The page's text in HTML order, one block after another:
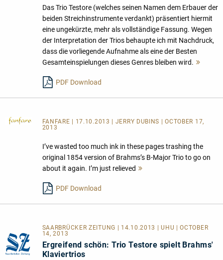
Das Trio Testore (welches seinen Namen dem Erbauer der
beiden Streichinstrumente verdankt) präsentiert hiermit
eine ungekürzte, mehr als vollständige Fassung. Wegen
der Interpretation der Trios behaupte ich mit Nachdruck,
dass die vorliegende Aufnahme als eine der Besten
Gesamteinspielungen dieses Genres bleiben wird.
PDF Download
FANFARE
| 17.10.2013 | JERRY DUBINS | OCTOBER 17,
2013
I’ve wasted too much ink in these pages trashing the
original 1854 version of Brahms’s B-Major Trio to go on
about it again. I’m just relieved
PDF Download
SAARBRÜCKER ZEITUNG | 14.10.2013 | UHU | OCTOBER
14, 2013
Ergreifend schön: Trio Testore spielt Brahms'
Klaviertrios